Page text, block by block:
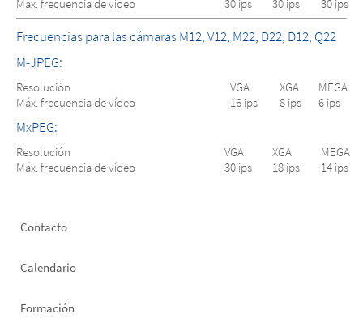
Máx. frecuencia de vídeo
30 ips 30 ips 30 ips
Frecuencias para las cámaras M12, V12, M22, D22, D12, Q22
M-JPEG:
Resolución VGA XGA
MEGA
Máx. frecuencia de vídeo
16 ips 8 ips 6 ips
MxPEG:
Resolución VGA XGA
MEGA
Máx. frecuencia de vídeo
30 ips 18 ips 14 ips
Footer
Contacto
Calendario
Formación